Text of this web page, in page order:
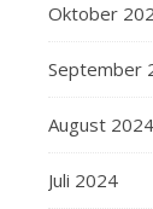
Oktober
September
August 2024
Juli 2024